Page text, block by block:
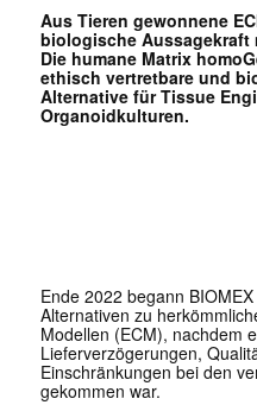
Aus Tieren gewonnene
biologische Aussagekraft
Die humane Matrix
ethisch vertretbare und
Alternative für Tissue
Organoidkulturen.
Ende 2022 begann
Alternativen zu
Modellen (ECM), nachdem
Lieferverzögerungen,
Einschränkungen bei den
gekommen war.